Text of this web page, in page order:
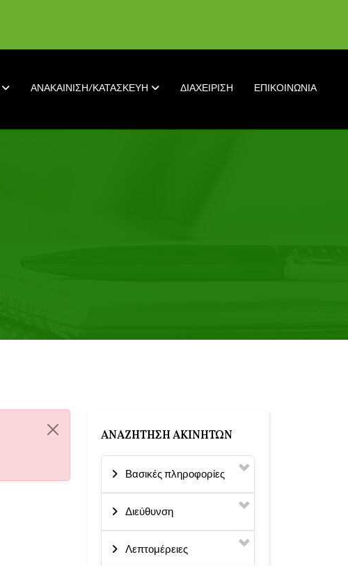
ΑΝΑΚΑΙΝΙΣΗ/ΚΑΤΑΣΚΕΥΗ ΔΙΑΧΕΙΡΙΣΗ ΕΠΙΚΟΙΝΩΝΙΑ
ΑΝΑΖΉΤΗΣΗ ΑΚΙΝΉΤΩΝ
Βασικές πληροφορίες
Διεύθυνση
Λεπτομέρειες